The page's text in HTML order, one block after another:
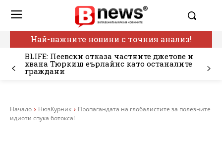
Най-важните новини с точния анализ!
BLIFE: Пеевски отказа частните джетове и
хвана Тюркиш еърлайнс като останалите
граждани
Начало НюзКурник
Пропагандата на глобалистите за полезните
идиоти спука ботокса!